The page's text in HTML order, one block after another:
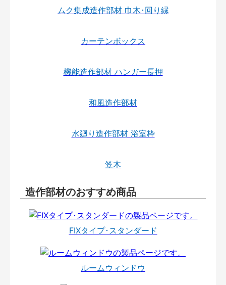
ムク集成造作部材 巾木･回り縁
カーテンボックス
機能造作部材 ハンガー長押
和風造作部材
水廻り造作部材 浴室枠
笠木
造作部材のおすすめ商品
FIXタイプ･スタンダード
ルームウィンドウ